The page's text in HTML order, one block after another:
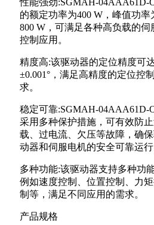
的额定功率为400 W，峰值功率
800 W，可满足各种高负载的伺
控制应用。
精度高:该驱动器的定位精度可
±0.001°，满足高精度的定位控
求。
稳定可靠:SGMAH-04AAA61D-
采用多种保护措施，可有效防
载、过电流、欠压等故障，确
动器和伺服电机的安全可靠运行
多种功能:该驱动器支持多种功能
例如速度控制、位置控制、力
制等，满足不同应用的需求。
产品规格